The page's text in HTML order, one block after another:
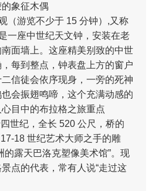
象征木偶
（游览不少于 15 分钟）,又称
一座中世纪天文钟，安装在老
面墙上。这座精美别致的中世
每到整点，钟表盘上方的窗户
信徒会依序现身，一旁的死神
会振翅鸣啼，这个充满动感的
目中的布拉格之旅重点
世纪，全长 520 公尺，桥的
18 世纪艺术大师之手的雕
的露天巴洛克塑像美术馆”。现
点的代表，常有人说“走过这